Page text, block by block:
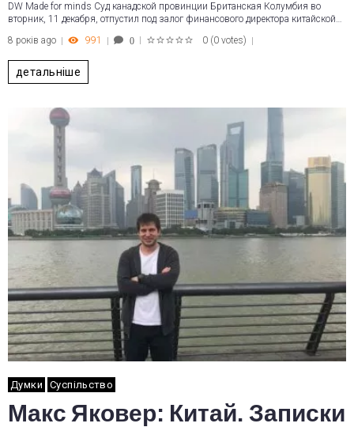
DW Made for minds Суд канадской провинции Британская Колумбия во
вторник, 11 декабря, отпустил под залог финансового директора китайской…
8 років ago
991 0 0 (0 votes)
детальніше
Думки Суспільство
Макс Яковер: Китай. Записки